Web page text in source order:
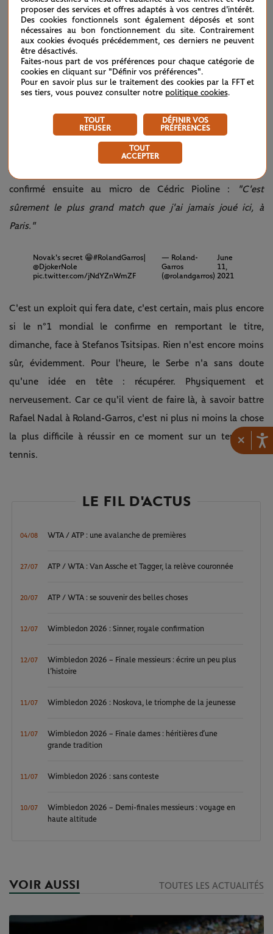
×
Après 13 titres et 105 matchs victorieux à Roland-Garros,
Rafael Nadal vient donc d'y subir la troisième défaite de sa
carrière. Il y avait eu celle face à Robin Söderling en 2009 (en
huitièmes) et celle face à Novak Djokovic, déjà, en 2015 (en
quarts). Il est bien possible que, dans le futur, on se
Non pas parce qu'elle a des allures de fin de règne, il est
beaucoup trop tôt pour dire cela. Mais parce que le match,
en lui-même, restera mémorable. Novak Djokovic l'a
confirmé ensuite au micro de Cédric Pioline :
"C'est
sûrement le plus grand match que j'ai jamais joué ici, à
Paris."
Novak's secret 😁#RolandGarros|
@DjokerNole
pic.twitter.com/jNdYZnWmZF
— Roland-
Garros
(@rolandgarros)
June
11,
2021
C'est un exploit qui fera date, c'est certain, mais plus encore
si le n°1 mondial le confirme en remportant le titre,
dimanche, face à Stefanos Tsitsipas. Rien n'est encore moins
sûr, évidemment. Pour l'heure, le Serbe n'a sans doute
qu'une idée en tête : récupérer. Physiquement et
nerveusement. Car ce qu'il vient de faire là, à savoir battre
Rafael Nadal à Roland-Garros, c'est ni plus ni moins la chose
la plus difficile à réussir en ce moment sur un terrain de
tennis.
LE FIL D'ACTUS
04/08 WTA / ATP : une avalanche de premières
27/07 ATP / WTA : Van Assche et Tagger, la relève couronnée
20/07 ATP / WTA : se souvenir des belles choses
12/07 Wimbledon 2026 : Sinner, royale confirmation
12/07
Wimbledon 2026 – Finale messieurs : écrire un peu plus
l’histoire
11/07 Wimbledon 2026 : Noskova, le triomphe de la jeunesse
11/07
Wimbledon 2026 – Finale dames : héritières d’une
grande tradition
11/07 Wimbledon 2026 : sans conteste
10/07
Wimbledon 2026 – Demi-finales messieurs : voyage en
haute altitude
VOIR AUSSI TOUTES LES ACTUALITÉS
proposer des services et offres adaptés à vos centres d'intérêt.
Des cookies fonctionnels sont également déposés et sont
nécessaires au bon fonctionnement du site. Contrairement
aux cookies évoqués précédemment, ces derniers ne peuvent
être désactivés.
Faites-nous part de vos préférences pour chaque catégorie de
cookies en cliquant sur "Définir vos préférences".
Pour en savoir plus sur le traitement des cookies par la FFT et
ses tiers, vous pouvez consulter notre politique cookies.
TOUT
REFUSER
DÉFINIR VOS
PRÉFÉRENCES
TOUT
ACCEPTER